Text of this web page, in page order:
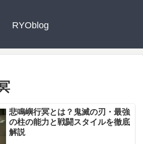
RYOblog
悲鳴嶼行冥とは？鬼滅の刃・最強
の柱の能力と戦闘スタイルを徹底
解説